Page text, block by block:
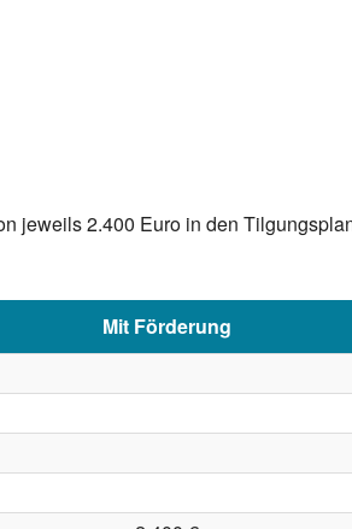
jeweils 2.400 Euro in den
Mit Förderung